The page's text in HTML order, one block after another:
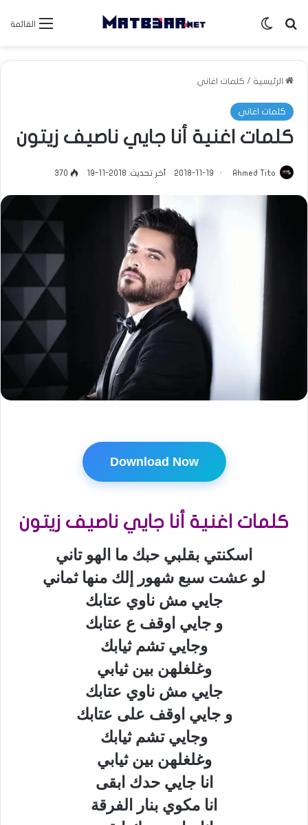
القائمة بحث عنالوضع المظلم
الرئيسية / كلمات اغاني
كلمات اغاني
كلمات اغنية أنا جايي ناصيف زيتون
Ahmed Tito
2018-11-19 آخر تحديث: 2018-11-19 370
Download Now
كلمات اغنية أنا جايي ناصيف زيتون
اسكنتي بقلبي حبك ما الهو تاني
لو عشت سبع شهور إلك منها ثماني
جايي مش ناوي عتابك
و جايي اوقف ع عتابك
وجايي تشم ثيابك
وغلغلهن بين ثيابي
جايي مش ناوي عتابك
و جايي اوقف على عتابك
وجايي تشم ثيابك
وغلغلهن بين ثيابي
انا جايي حدك ابقى
انا مكوي بنار الفرقة